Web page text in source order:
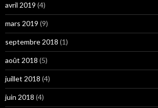
avril 2019 (4)
mars 2019 (9)
septembre 2018 (1)
août 2018 (5)
juillet 2018 (4)
juin 2018 (4)